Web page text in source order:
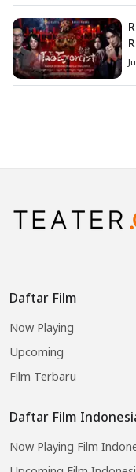
Daftar Film
Now Playing
Upcoming
Film Terbaru
Daftar Film
Now Playing Film